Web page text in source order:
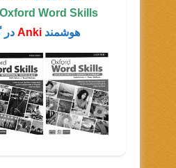
Oxford Word Skills
هوشمند Anki در